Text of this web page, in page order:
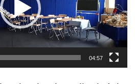
04:57